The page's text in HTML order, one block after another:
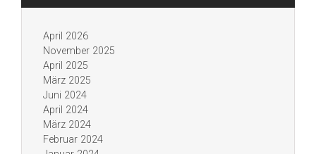
April 2026
November 2025
April 2025
März 2025
Juni 2024
April 2024
März 2024
Februar 2024